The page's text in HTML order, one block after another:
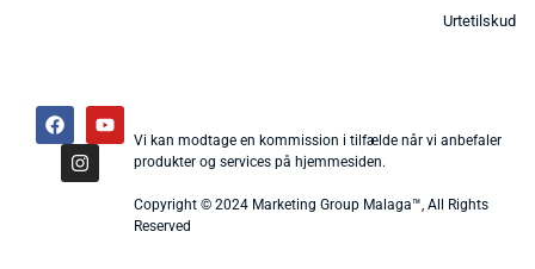
Urtetilskud
Vi kan modtage en kommission i tilfælde når vi anbefaler
produkter og services på hjemmesiden.
Copyright © 2024 Marketing Group Malaga™, All Rights
Reserved